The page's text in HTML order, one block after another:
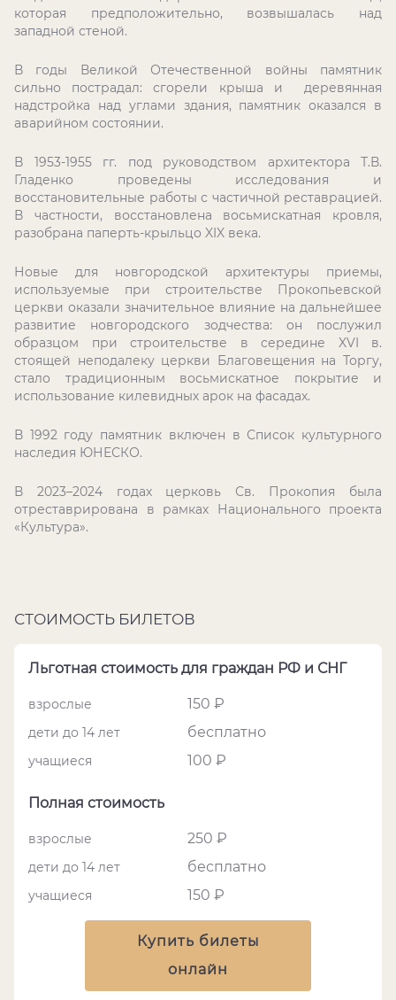
которая предположительно, возвышалась над
западной стеной.
В годы Великой Отечественной войны памятник
сильно пострадал: сгорели крыша и деревянная
надстройка над углами здания, памятник оказался в
аварийном состоянии.
В 1953-1955 гг. под руководством архитектора Т.В.
Гладенко проведены исследования и
восстановительные работы с частичной реставрацией.
В частности, восстановлена восьмискатная кровля,
разобрана паперть-крыльцо XIX века.
Новые для новгородской архитектуры приемы,
используемые при строительстве Прокопьевской
церкви оказали значительное влияние на дальнейшее
развитие новгородского зодчества: он послужил
образцом при строительстве в середине XVI в.
стоящей неподалеку церкви Благовещения на Торгу,
стало традиционным восьмискатное покрытие и
использование килевидных арок на фасадах.
В 1992 году памятник включен в Список культурного
наследия ЮНЕСКО.
В 2023–2024 годах церковь Св. Прокопия была
отреставрирована в рамках Национального проекта
«Культура».
СТОИМОСТЬ БИЛЕТОВ
Льготная стоимость для граждан РФ и СНГ
взрослые 150 ₽
дети до 14 лет бесплатно
учащиеся 100 ₽
Полная стоимость
взрослые 250 ₽
дети до 14 лет бесплатно
учащиеся 150 ₽
Купить билеты
онлайн